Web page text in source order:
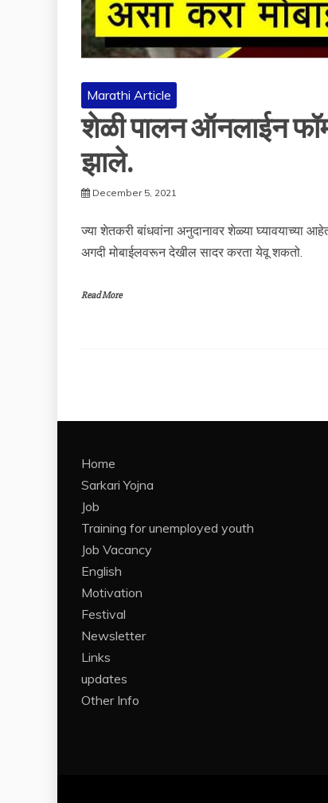
Marathi Article
शेळी पालन ऑनलाईन
झाले.
December 5, 2021
ज्या शेतकरी बांधवांना अनुदानावर शेळ्या घ्यावयाच्या
अगदी मोबाईलवरून देखील सादर करता येवू शकतो.
Read More
Home
Sarkari Yojna
Job
Training for unemployed youth
Job Vacancy
English
Motivation
Festival
Newsletter
Links
updates
Other Info